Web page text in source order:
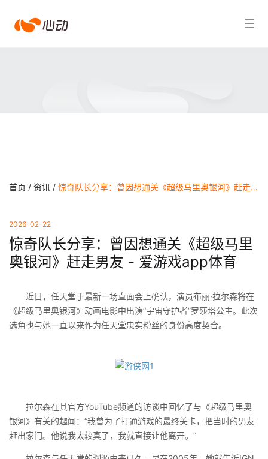
爱搜索结果
首页 / 资讯 / 惊奇队长分享：曾因想通关《超级马里奥银河》赶走男友 - 爱游戏app体育
2026-02-22
惊奇队长分享：曾因想通关《超级马里
奥银河》赶走男友 - 爱游戏app体育
近日，任天堂于最新一场直面会上确认，演员布丽·拉尔森将在
《超级马里奥银河》动画电影中出演“宇宙守护者”罗莎塔公主。此次
选角也与她一直以来作为任天堂忠实粉丝的身份高度契合。
拉尔森在其官方YouTube频道的访谈中回忆了与《超级马里奥
银河》有关的趣闻：“我曾为了打通游戏的最终关卡，把当时的男友
赶出家门。他说我太较真了，我就直接让他离开。”